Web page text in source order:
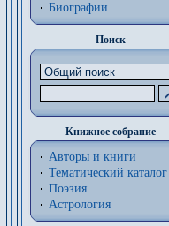
Биографии
Поиск
Книжное собрание
Авторы и книги
Тематический каталог
Поэзия
Астрология